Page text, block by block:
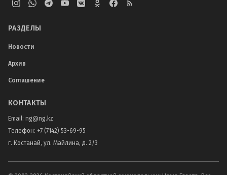
РАЗДЕЛЫ
Новости
Архив
Соглашение
КОНТАКТЫ
Email: ng@ng.kz
Телефон: +7 (7142) 53-69-95
г. Костанай, ул. Майлина, д. 2/3